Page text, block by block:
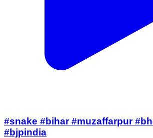
#snake #bihar #muzaffarpur
#bjpindia